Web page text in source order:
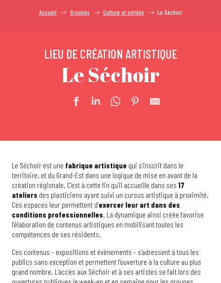
Accueil Groupes Culture et sorties Le Séchoir
LIEU DE CRÉATION ARTISTIQUE
Le Séchoir
Le Séchoir est une fabrique artistique qui s’inscrit dans le
territoire. et du Grand-Est dans une logique de mise en avant de la
création régionale. C’est à cette fin qu’il accueille dans ses 17
ateliers des plasticiens ayant suivi un cursus artistique à proximité.
Ces espaces leur permettent d’exercer leur art dans des
conditions professionnelles. La dynamique ainsi créée favorise
l’élaboration de contenus artistiques en mobilisant toutes les
compétences de ses résidents.
Ces contenus – expositions et évènements – s’adressent à tous les
publics sans exception et permettent l’ouverture à la culture au plus
grand nombre. L’accès aux Séchoir et à ses artistes se fait lors des